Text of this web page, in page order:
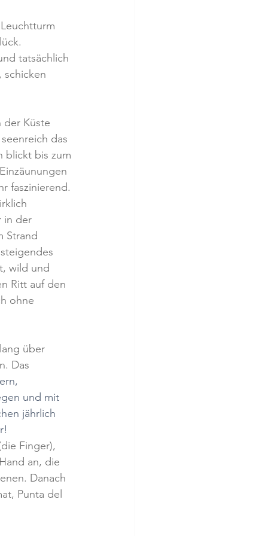
tatsächlich
der Küste
das
blickt bis zum
faszinierend.
in der
Strand
wild und
Ritt auf den
ohne
über
Das
und mit
jährlich
Finger),
an, die
Danach
Punta del